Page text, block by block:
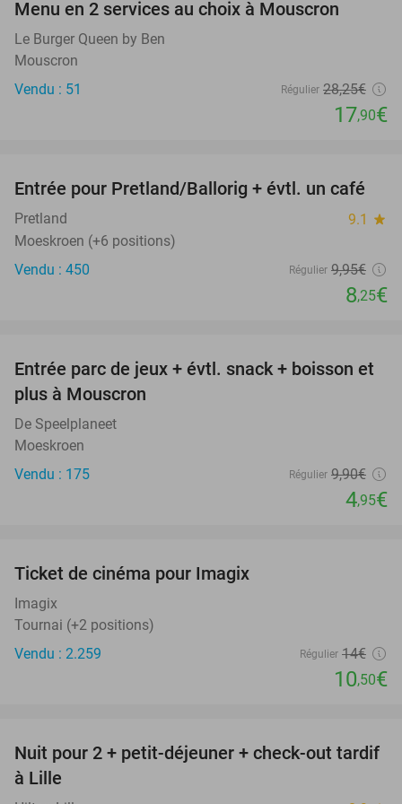
Menu en 2 services au choix à Mouscron
Le Burger Queen by Ben
Mouscron
Vendu : 51
Régulier 28,25€
17,90€
17%
Entrée pour Pretland/Ballorig + évtl. un café
Pretland 9.1 star
Moeskroen (+6 positions)
Vendu : 450
Régulier 9,95€
8,25€
50%
Entrée parc de jeux + évtl. snack + boisson et
plus à Mouscron
De Speelplaneet
Moeskroen
Vendu : 175
Régulier 9,90€
4,95€
Ticket de cinéma pour Imagix
Imagix
Tournai (+2 positions)
Vendu : 2.259
Régulier 14€
10,50€
50%
Nuit pour 2 + petit-déjeuner + check-out tardif
à Lille